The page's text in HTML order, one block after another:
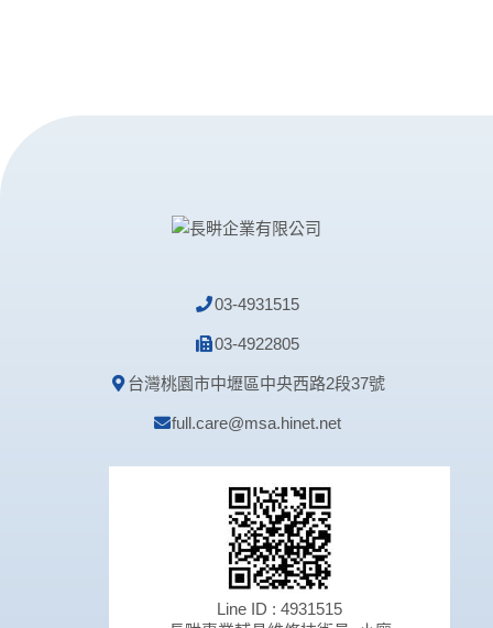
03-4931515
03-4922805
台灣桃園市中壢區中央西路2段37號
full.care@msa.hinet.net
Line ID : 4931515